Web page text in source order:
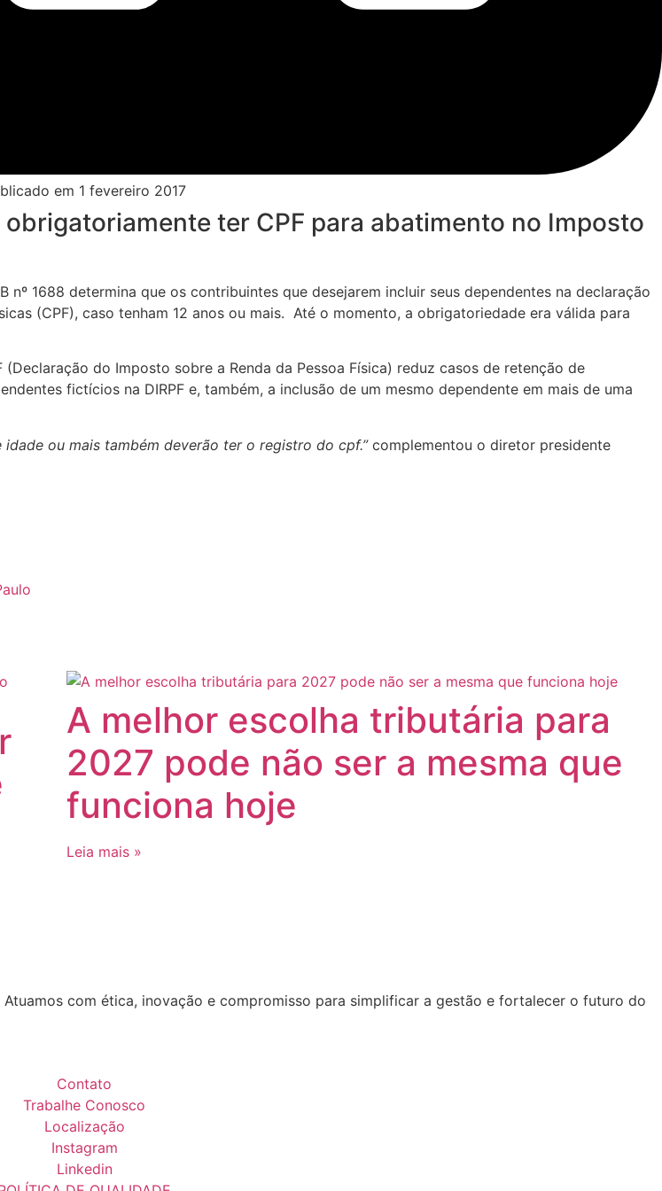
em 1 fevereiro 2017
ter CPF para abatimento no Imposto
1688 determina que os contribuintes que desejarem incluir seus dependentes na declaração
(CPF), caso tenham 12 anos ou mais. Até o momento, a obrigatoriedade era válida para
do Imposto sobre a Renda da Pessoa Física) reduz casos de retenção de
fictícios na DIRPF e, também, a inclusão de um mesmo dependente em mais de uma
ou mais também deverão ter o registro do cpf.” complementou o diretor presidente
A melhor escolha tributária para
2027 pode não ser a mesma que
funciona hoje
Leia mais »
com ética, inovação e compromisso para simplificar a gestão e fortalecer o futuro do
Contato
Trabalhe Conosco
Localização
Instagram
Linkedin